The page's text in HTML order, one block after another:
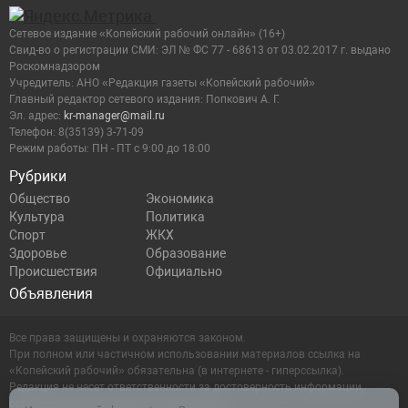
Рубрики
Общество
Экономика
Культура
Политика
Спорт
ЖКХ
Здоровье
Образование
Происшествия
Официально
Объявления
Сетевое издание «Копейский рабочий онлайн» (16+)
Cвид-во о регистрации СМИ: ЭЛ № ФС 77 - 68613 от 03.02.2017 г. выдано
Роскомнадзором
Учредитель: АНО «Редакция газеты «Копейский рабочий»
Главный редактор сетевого издания: Попкович А. Г.
Эл. адрес: kr-manager@mail.ru
Телефон: 8(35139) 3-71-09
Режим работы: ПН - ПТ с 9:00 до 18:00
Все права защищены и охраняются законом.
При полном или частичном использовании материалов ссылка на
«Копейский рабочий» обязательна (в интернете - гиперссылка).
Редакция не несет ответственности за достоверность информации,
содержащейся в рекламных объявлениях.